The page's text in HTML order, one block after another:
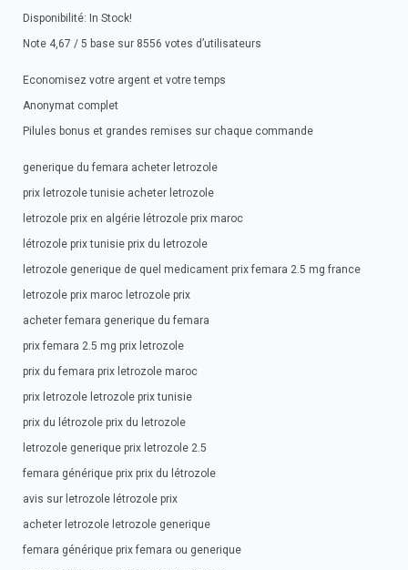
Disponibilité: In Stock!
Note 4,67 / 5 base sur 8556 votes d’utilisateurs
Economisez votre argent et votre temps
Anonymat complet
Pilules bonus et grandes remises sur chaque commande
generique du femara acheter letrozole
prix letrozole tunisie acheter letrozole
letrozole prix en algérie létrozole prix maroc
létrozole prix tunisie prix du letrozole
letrozole generique de quel medicament prix femara 2.5 mg france
letrozole prix maroc letrozole prix
acheter femara generique du femara
prix femara 2.5 mg prix letrozole
prix du femara prix letrozole maroc
prix letrozole letrozole prix tunisie
prix du létrozole prix du letrozole
letrozole generique prix letrozole 2.5
femara générique prix prix du létrozole
avis sur letrozole létrozole prix
acheter letrozole letrozole generique
femara générique prix femara ou generique